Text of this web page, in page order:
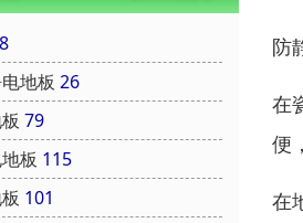
地板 26
79
板 115
101
防
在
便
在